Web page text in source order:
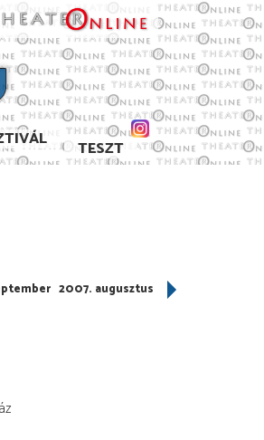
TESZT
2007. augusztus 2007. július